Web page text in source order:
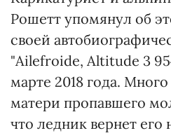
Рошетт упомянул об
своей
"Ailefroide, Altitude 3
марте 2018 года. Много
матери пропавшего
что ледник вернет